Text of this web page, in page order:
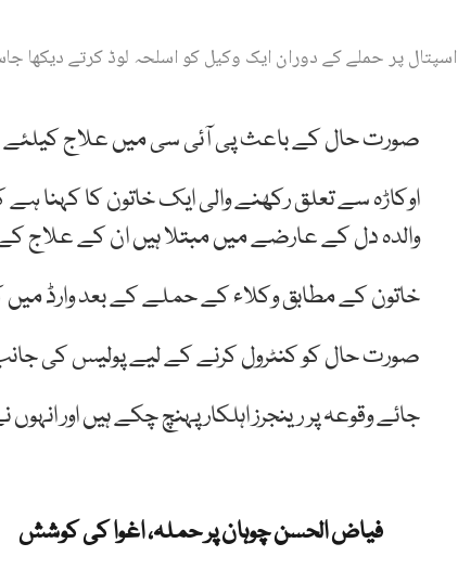
اسپتال پر حملے کے دوران ایک وکیل کو اسلحہ لوڈ کرتے دیکھا
صورت حال کے باعث پی آئی سی میں علاج کیلئے
اوکاڑہ سے تعلق رکھنے والی ایک خاتون کا کہنا
والدہ دل کے عارضے میں مبتلا ہیں ان کے علاج
خاتون کے مطابق وکلاء کے حملے کے بعد وارڈ میں
صورت حال کو کنٹرول کرنے کے لیے پولیس کی
جائے وقوعہ پر رینجرز اہلکار پہنچ چکے ہیں اور
فیاض الحسن چوہان پر حملہ، اغوا کی کوشش